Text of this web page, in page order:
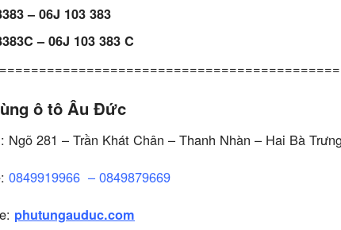
– 06J 103 383
– 06J 103 383 C
ô tô Âu Đức
Ngõ 281 – Trần Khát Chân – Thanh Nhàn – Hai Bà
0849919966 – 0849879669
phutungauduc.com